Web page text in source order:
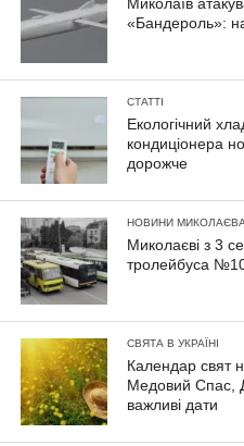
Миколаїв
«Бандероль»:
СТАТТІ
Екологічний
кондиціонера
дорожче
НОВИНИ
Миколаєві з 3
тролейбуса
СВЯТА В УКРАЇНІ
Календар свят
Медовий Спас,
важливі дати